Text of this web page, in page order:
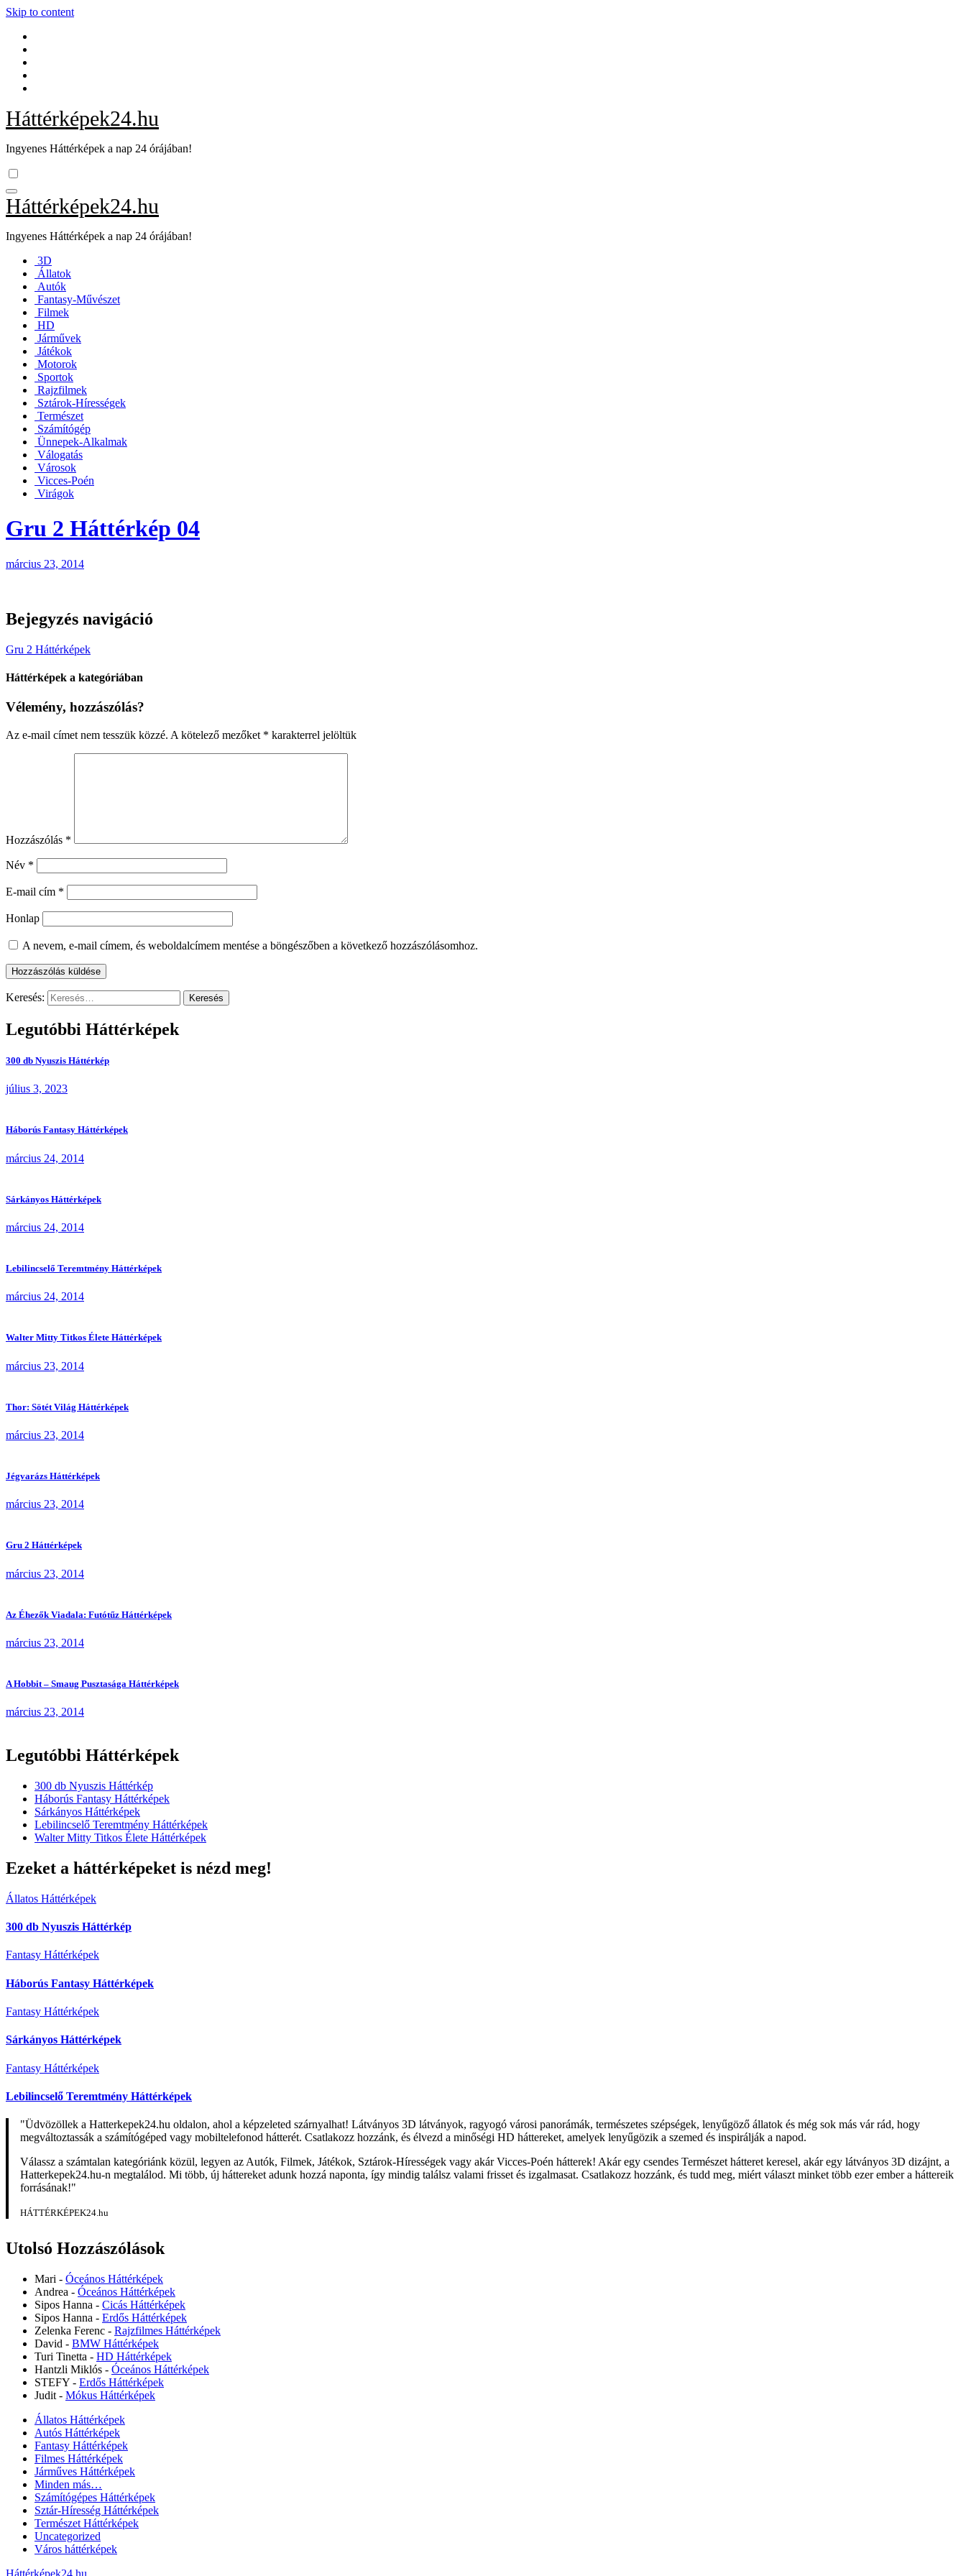
Skip to content
Háttérképek24.hu
Ingyenes Háttérképek a nap 24 órájában!
Háttérképek24.hu
Ingyenes Háttérképek a nap 24 órájában!
3D
Állatok
Autók
Fantasy-Művészet
Filmek
HD
Járművek
Játékok
Motorok
Sportok
Rajzfilmek
Sztárok-Hírességek
Természet
Számítógép
Ünnepek-Alkalmak
Válogatás
Városok
Vicces-Poén
Virágok
Gru 2 Háttérkép 04
március 23, 2014
Bejegyzés navigáció
Gru 2 Háttérképek
Háttérképek a kategóriában
Vélemény, hozzászólás?
Az e-mail címet nem tesszük közzé. A kötelező mezőket * karakterrel jelöltük
Hozzászólás *
Név *
E-mail cím *
Honlap
A nevem, e-mail címem, és weboldalcímem mentése a böngészőben a következő hozzászólásomhoz.
Keresés:
Legutóbbi Háttérképek
300 db Nyuszis Háttérkép
július 3, 2023
Háborús Fantasy Háttérképek
március 24, 2014
Sárkányos Háttérképek
március 24, 2014
Lebilincselő Teremtmény Háttérképek
március 24, 2014
Walter Mitty Titkos Élete Háttérképek
március 23, 2014
Thor: Sötét Világ Háttérképek
március 23, 2014
Jégvarázs Háttérképek
március 23, 2014
Gru 2 Háttérképek
március 23, 2014
Az Éhezők Viadala: Futótűz Háttérképek
március 23, 2014
A Hobbit – Smaug Pusztasága Háttérképek
március 23, 2014
Legutóbbi Háttérképek
300 db Nyuszis Háttérkép
Háborús Fantasy Háttérképek
Sárkányos Háttérképek
Lebilincselő Teremtmény Háttérképek
Walter Mitty Titkos Élete Háttérképek
Ezeket a háttérképeket is nézd meg!
Állatos Háttérképek
300 db Nyuszis Háttérkép
Fantasy Háttérképek
Háborús Fantasy Háttérképek
Fantasy Háttérképek
Sárkányos Háttérképek
Fantasy Háttérképek
Lebilincselő Teremtmény Háttérképek
"Üdvözöllek a Hatterkepek24.hu oldalon, ahol a képzeleted szárnyalhat! Látványos 3D látványok, ragyogó városi panorámák, természetes szépségek, lenyűgöző állatok és még sok más vár rád, hogy
megváltoztassák a számítógéped vagy mobiltelefonod hátterét. Csatlakozz hozzánk, és élvezd a minőségi HD háttereket, amelyek lenyűgözik a szemed és inspirálják a napod.
Válassz a számtalan kategóriánk közül, legyen az Autók, Filmek, Játékok, Sztárok-Hírességek vagy akár Vicces-Poén hátterek! Akár egy csendes Természet hátteret keresel, akár egy látványos 3D dizájnt, a
Hatterkepek24.hu-n megtalálod. Mi több, új háttereket adunk hozzá naponta, így mindig találsz valami frisset és izgalmasat. Csatlakozz hozzánk, és tudd meg, miért választ minket több ezer ember a háttereik
forrásának!"
HÁTTÉRKÉPEK24.hu
Utolsó Hozzászólások
Mari - Óceános Háttérképek
Andrea - Óceános Háttérképek
Sipos Hanna - Cicás Háttérképek
Sipos Hanna - Erdős Háttérképek
Zelenka Ferenc - Rajzfilmes Háttérképek
David - BMW Háttérképek
Turi Tinetta - HD Háttérképek
Hantzli Miklós - Óceános Háttérképek
STEFY - Erdős Háttérképek
Judit - Mókus Háttérképek
Állatos Háttérképek
Autós Háttérképek
Fantasy Háttérképek
Filmes Háttérképek
Járműves Háttérképek
Minden más…
Számítógépes Háttérképek
Sztár-Híresség Háttérképek
Természet Háttérképek
Uncategorized
Város háttérképek
Háttérképek24.hu